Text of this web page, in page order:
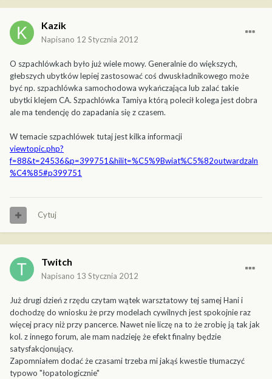
Kazik
Napisano 12 Stycznia 2012
O szpachlówkach było już wiele mowy. Generalnie do większych,
głebszych ubytków lepiej zastosować coś dwuskładnikowego może
być np. szpachlówka samochodowa wykańczająca lub zalać takie
ubytki klejem CA. Szpachlówka Tamiya którą polecił kolega jest dobra
ale ma tendencję do zapadania się z czasem.
W temacie szpachlówek tutaj jest kilka informacji
viewtopic.php?
f=88&t=24536&p=399751&hilit=%C5%9Bwiat%C5%82outwardzaln
%C4%85#p399751
Cytuj
Twitch
Napisano 13 Stycznia 2012
Już drugi dzień z rzędu czytam wątek warsztatowy tej samej Hani i
dochodzę do wniosku że przy modelach cywilnych jest spokojnie raz
więcej pracy niż przy pancerce. Nawet nie liczę na to że zrobię ją tak jak
kol. z innego forum, ale mam nadzieję że efekt finalny będzie
satysfakcjonujący.
Zapomniałem dodać że czasami trzeba mi jakąś kwestie tłumaczyć
typowo "łopatologicznie"